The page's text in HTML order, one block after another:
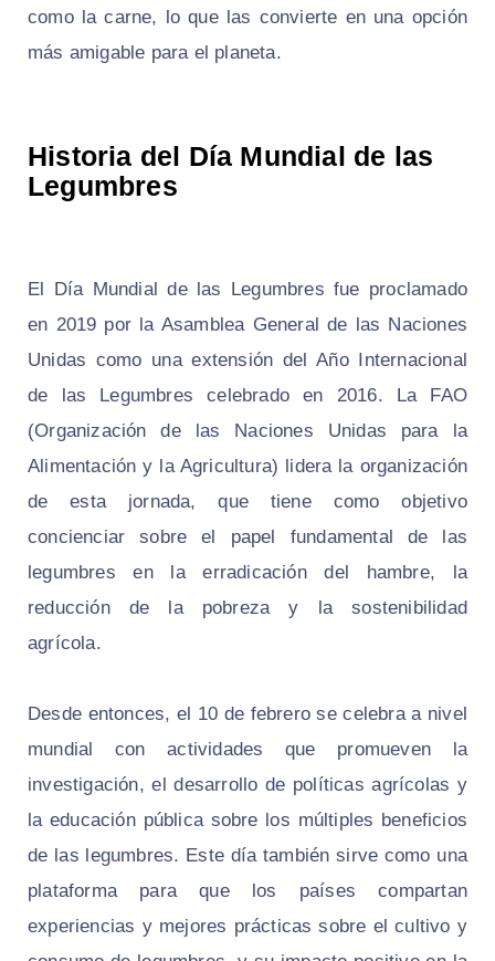
como la carne, lo que las convierte en una opción
más amigable para el planeta.
Historia del Día Mundial de las
Legumbres
El Día Mundial de las Legumbres fue proclamado
en 2019 por la Asamblea General de las Naciones
Unidas como una extensión del Año Internacional
de las Legumbres celebrado en 2016. La FAO
(Organización de las Naciones Unidas para la
Alimentación y la Agricultura) lidera la organización
de esta jornada, que tiene como objetivo
concienciar sobre el papel fundamental de las
legumbres en la erradicación del hambre, la
reducción de la pobreza y la sostenibilidad
agrícola.
Desde entonces, el 10 de febrero se celebra a nivel
mundial con actividades que promueven la
investigación, el desarrollo de políticas agrícolas y
la educación pública sobre los múltiples beneficios
de las legumbres. Este día también sirve como una
plataforma para que los países compartan
experiencias y mejores prácticas sobre el cultivo y